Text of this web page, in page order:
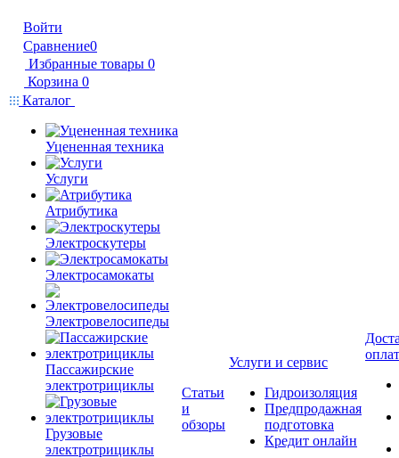
Войти
Сравнение0
Избранные товары 0
Корзина 0
Каталог
Уцененная техника
Услуги
Атрибутика
Электроскутеры
Электросамокаты
Электровелосипеды
Пассажирские
электротрициклы
Грузовые
электротрициклы
Статьи
и
обзоры
Услуги и сервис
Гидроизоляция
Предпродажная
подготовка
Кредит онлайн